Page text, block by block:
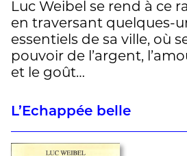
Luc Weibel se rend à ce
en traversant quelques-
essentiels de sa ville, où
pouvoir de l’argent,
et le goût…
L’Echappée belle